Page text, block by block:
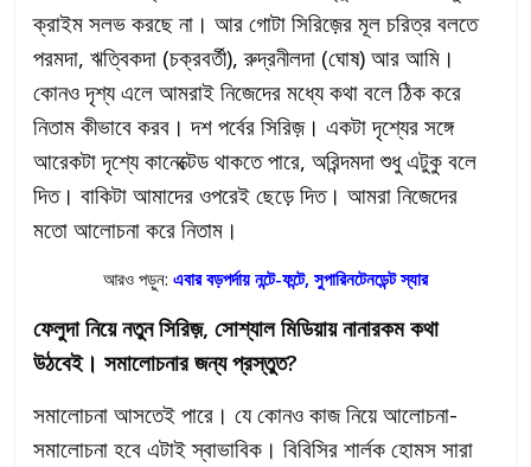
ক্রাইম সলভ করছে না। আর গোটা সিরিজ়ের মূল চরিত্র বলতে
পরমদা, ঋত্বিকদা (চক্রবর্তী), রুদ্রনীলদা (ঘোষ) আর আমি।
কোনও দৃশ্য এলে আমরাই নিজেদের মধ্যে কথা বলে ঠিক করে
নিতাম কীভাবে করব। দশ পর্বের সিরিজ়। একটা দৃশ্যের সঙ্গে
আরেকটা দৃশ্যে কানেক্টেড থাকতে পারে, অরিন্দমদা শুধু এটুকু বলে
দিত। বাকিটা আমাদের ওপরেই ছেড়ে দিত। আমরা নিজেদের
মতো আলোচনা করে নিতাম।
আরও পড়ুন: এবার বড়পর্দায় নন্টে-ফন্টে, সুপারিনটেনডেন্ট স্যার
ফেলুদা নিয়ে নতুন সিরিজ়, সোশ্যাল মিডিয়ায় নানারকম কথা
উঠবেই। সমালোচনার জন্য প্রস্তুত?
সমালোচনা আসতেই পারে। যে কোনও কাজ নিয়ে আলোচনা-
সমালোচনা হবে এটাই স্বাভাবিক। বিবিসির শার্লক হোমস সারা